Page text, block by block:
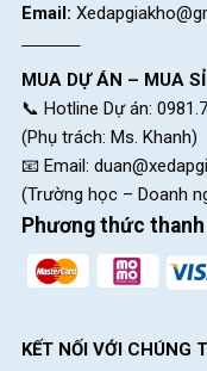
Email:
MUA DỰ ÁN – MUA
📞 Hotline Dự án:
(Phụ trách: Ms. Khanh)
📧 Email:
(Trường học – Doanh
Phương thức
KẾT NỐI VỚI CHÚNG